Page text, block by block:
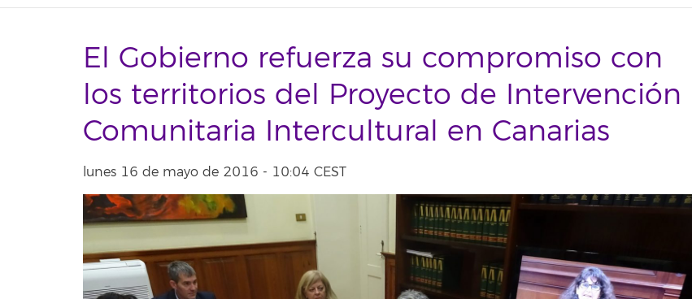
El Gobierno refuerza su compromiso con
los territorios del Proyecto de Intervención
Comunitaria Intercultural en Canarias
lunes 16 de mayo de 2016 - 10:04 CEST